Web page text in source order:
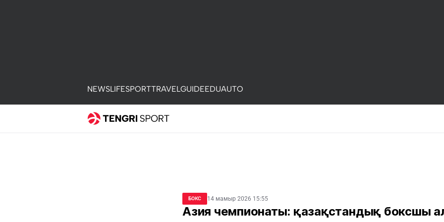
NEWSLIFESPORTTRAVELGUIDEEDUAUTO
БОКС 14 мамыр 2026 15:55
Азия чемпионаты: қазақстандық боксшы